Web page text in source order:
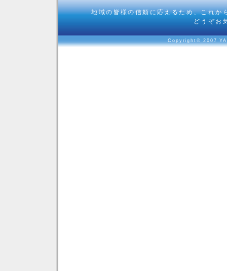
地域の皆様の信頼に応えるため、これか
どうぞお
Copyright© 2007